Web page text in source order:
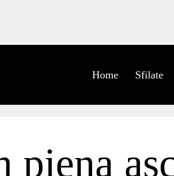
Home Sfilate
piena